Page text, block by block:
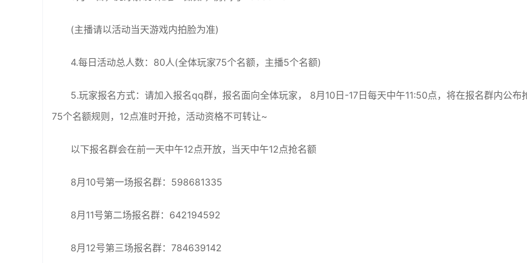
(主播请以活动当天游戏内拍脸为准)
4.每日活动总人数：80人(全体玩家75个名额，主播5个名额)
5.玩家报名方式：请加入报名qq群，报名面向全体玩家， 8月10日-17日每天中午11:50点，将在报名群内公布
75个名额规则，12点准时开抢，活动资格不可转让~
以下报名群会在前一天中午12点开放，当天中午12点抢名额
8月10号第一场报名群：598681335
8月11号第二场报名群：642194592
8月12号第三场报名群：784639142